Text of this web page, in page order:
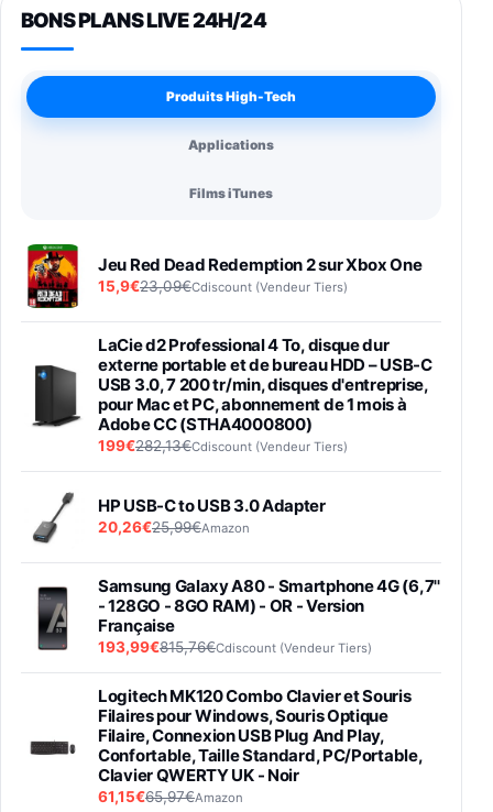
BONS PLANS LIVE 24H/24
Produits High-Tech
Applications
Films iTunes
Jeu Red Dead Redemption 2 sur Xbox One
15,9€23,09€Cdiscount (Vendeur Tiers)
LaCie d2 Professional 4 To, disque dur
externe portable et de bureau HDD – USB-C
USB 3.0, 7 200 tr/min, disques d'entreprise,
pour Mac et PC, abonnement de 1 mois à
Adobe CC (STHA4000800)
199€282,13€Cdiscount (Vendeur Tiers)
HP USB-C to USB 3.0 Adapter
20,26€25,99€Amazon
Samsung Galaxy A80 - Smartphone 4G (6,7''
- 128GO - 8GO RAM) - OR - Version
Française
193,99€815,76€Cdiscount (Vendeur Tiers)
Logitech MK120 Combo Clavier et Souris
Filaires pour Windows, Souris Optique
Filaire, Connexion USB Plug And Play,
Confortable, Taille Standard, PC/Portable,
Clavier QWERTY UK - Noir
61,15€65,97€Amazon